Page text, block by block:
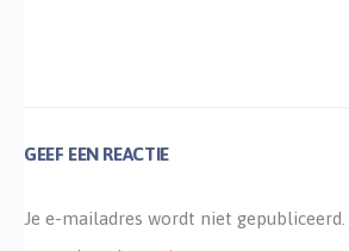
GEEF EEN REACTIE
Je e-mailadres wordt niet gepubliceerd.